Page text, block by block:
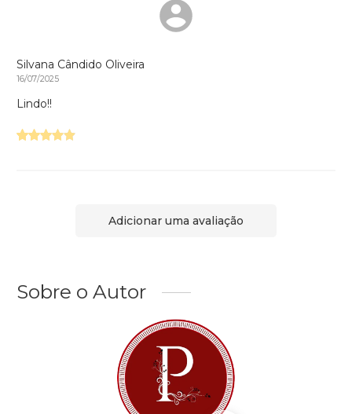
Silvana Cândido Oliveira
16/07/2025
Lindo!!
Adicionar uma avaliação
Sobre o Autor